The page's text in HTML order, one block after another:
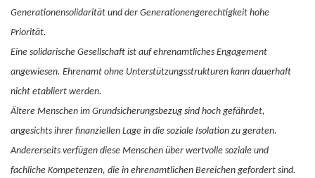
Generationensolidarität und der Generationengerechtigkeit hohe
Priorität.
Eine solidarische Gesellschaft ist auf ehrenamtliches Engagement
angewiesen. Ehrenamt ohne Unterstützungsstrukturen kann dauerhaft
nicht etabliert werden.
Ältere Menschen im Grundsicherungsbezug sind hoch gefährdet,
angesichts ihrer finanziellen Lage in die soziale Isolation zu geraten.
Andererseits verfügen diese Menschen über wertvolle soziale und
fachliche Kompetenzen, die in ehrenamtlichen Bereichen gefordert sind.